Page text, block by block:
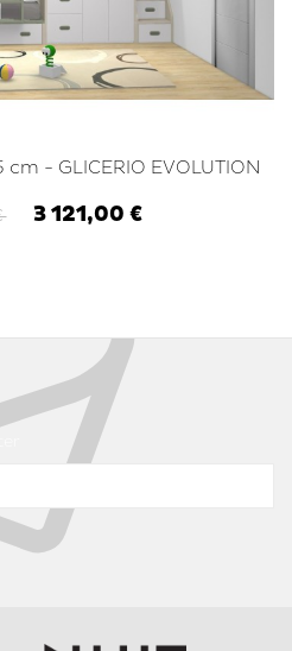
- GLICERIO EVOLUTION
3 121,00 €